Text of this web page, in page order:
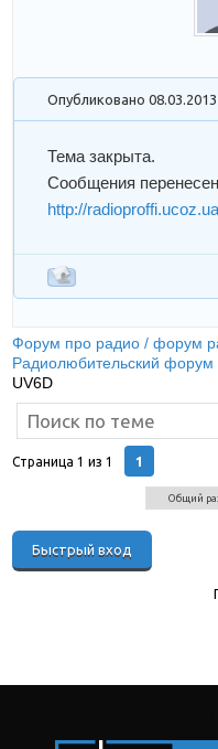
Опубликовано
Тема закрыта.
Сообщения
http://
Форум про радио / форум
Радиолюбительский форум
UV6D
Страница1 из1 1